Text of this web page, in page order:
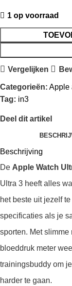
1 op voorraad
Vergelijken
Categorieën: Apple
Tag: in3
Deel dit artikel
Beschrijving
De Apple Watch
Ultra 3 heeft alles
het beste uit jezelf
specificaties als je
sporten. Met
bloeddruk meter
trainingsbuddy om
harder te gaan.